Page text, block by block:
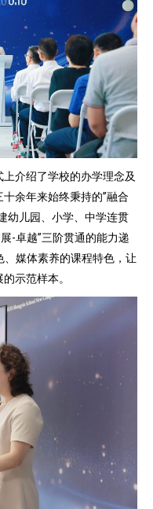
介绍了学校的办学理念及
余年来始终秉持的”融合
幼儿园、小学、中学连贯
-卓越”三阶贯通的能力递
媒体素养的课程特色，让
示范样本。